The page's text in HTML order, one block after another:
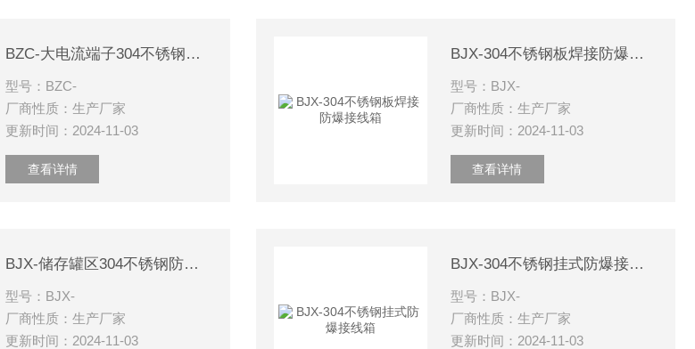
BZC-大电流端子304不锈钢防爆接线箱
型号：BZC-
厂商性质：生产厂家
更新时间：2024-11-03
查看详情
BJX-304不锈钢板焊接防爆接线箱
型号：BJX-
厂商性质：生产厂家
更新时间：2024-11-03
查看详情
BJX-储存罐区304不锈钢防爆接线箱
型号：BJX-
厂商性质：生产厂家
更新时间：2024-11-03
BJX-304不锈钢挂式防爆接线箱
型号：BJX-
厂商性质：生产厂家
更新时间：2024-11-03